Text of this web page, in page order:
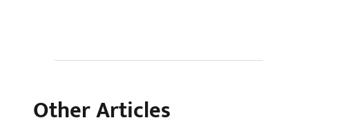
Other Articles